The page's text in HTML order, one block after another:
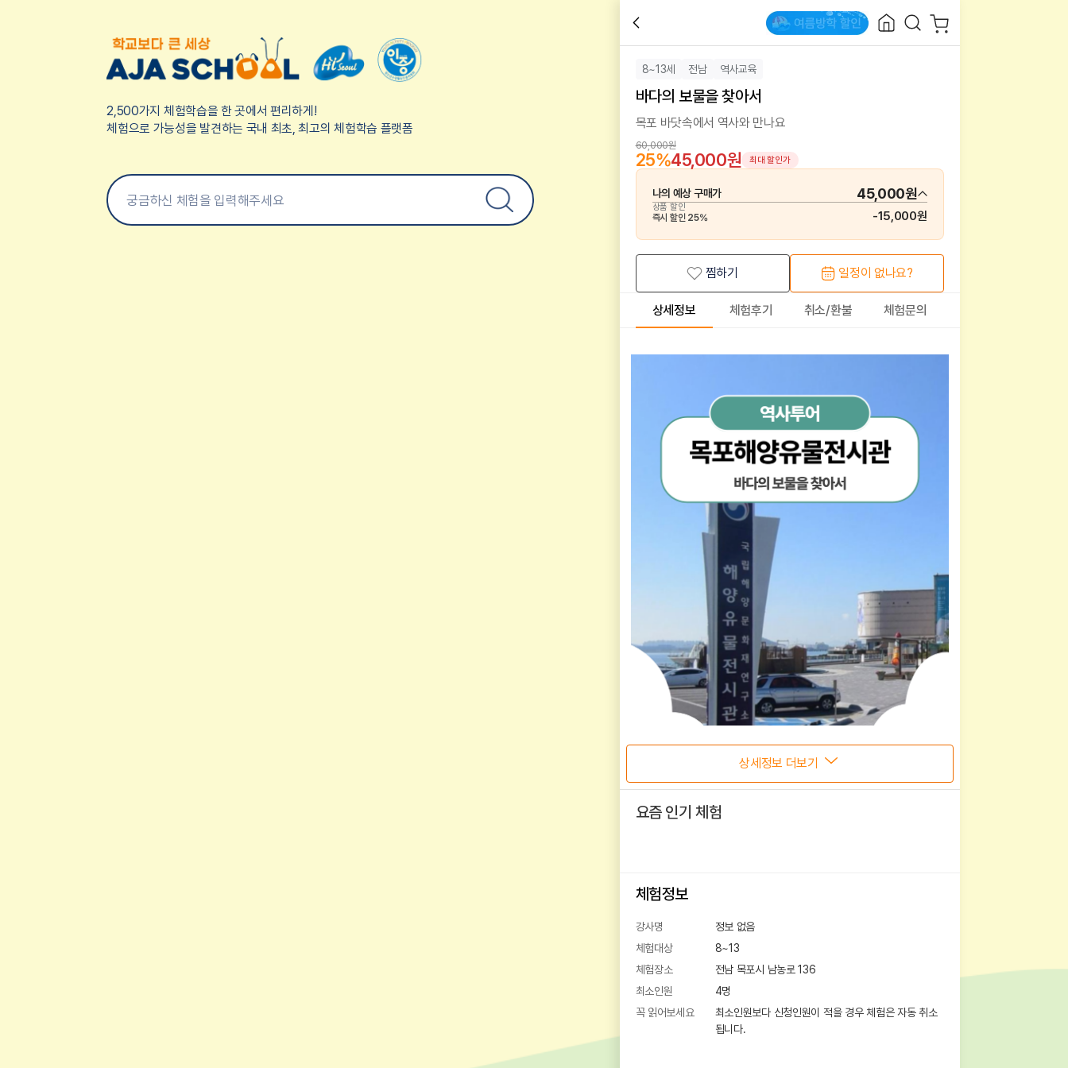
2,500가지 체험학습을 한 곳에서 편리하게!
체험으로 가능성을 발견하는 국내 최초, 최고의 체험학습 플랫폼
8~13세 전남 역사교육
바다의 보물을 찾아서
목포 바닷속에서 역사와 만나요
60,000원
25%45,000원 최대 할인가
나의 예상 구매가 45,000원
상품 할인
즉시 할인 25% -15,000원
찜하기 일정이 없나요?
상세정보 체험후기 취소/환불 체험문의
상세정보 더보기
요즘 인기 체험
체험정보
강사명
정보 없음
체험대상
8~13
체험장소
전남 목포시 남농로 136
최소인원
4명
꼭 읽어보세요
최소인원보다 신청인원이 적을 경우 체험은 자동 취소
됩니다.